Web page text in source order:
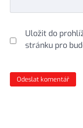
Uložit do
stránku pro